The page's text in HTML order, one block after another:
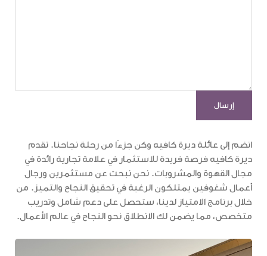
انضم إلى عائلة ديرة كافيه وكن جزءًا من رحلة نجاحنا. تقدم
ديرة كافيه فرصة فريدة للاستثمار في علامة تجارية رائدة في
مجال القهوة والمشروبات. نحن نبحث عن مستثمرين ورجال
أعمال شغوفين يمتلكون الرغبة في تحقيق النجاح والتميز. من
خلال برنامج الامتياز لدينا، ستحصل على دعم شامل وتدريب
متخصص، مما يضمن لك الانطلاق نحو النجاح في عالم الأعمال.